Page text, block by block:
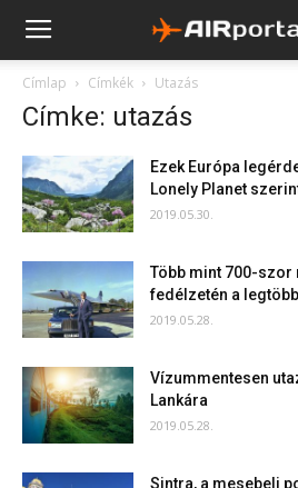
Címlap Címkék Utazás
Címke: utazás
Ezek Európa
Lonely Planet
2019.05.30.
Több mint 700-szor
fedélzetén a
2019.05.28.
Vízummentesen
Lankára
2019.05.28.
Sintra, a mesebeli